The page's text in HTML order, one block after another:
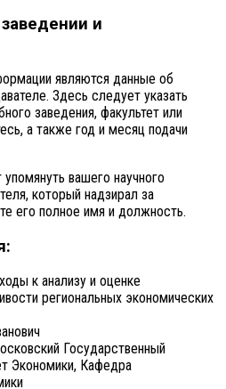
и
являются данные об
Здесь следует указать
заведения, факультет или
а также год и месяц подачи
вашего научного
который надзирал за
его полное имя и должность.
к анализу и оценке
региональных экономических
Государственный
Экономики, Кафедра